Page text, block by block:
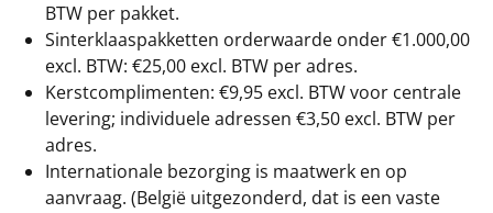
BTW per pakket.
Sinterklaaspakketten orderwaarde onder €1.000,00
excl. BTW: €25,00 excl. BTW per adres.
Kerstcomplimenten: €9,95 excl. BTW voor centrale
levering; individuele adressen €3,50 excl. BTW per
adres.
Internationale bezorging is maatwerk en op
aanvraag. (België uitgezonderd, dat is een vaste